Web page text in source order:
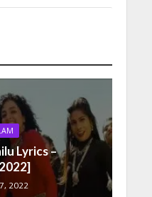
Lyrics –
2022